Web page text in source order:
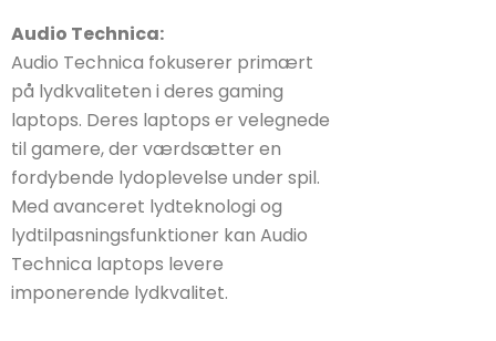
Audio Technica:
Audio Technica fokuserer primært
på lydkvaliteten i deres gaming
laptops. Deres laptops er velegnede
til gamere, der værdsætter en
fordybende lydoplevelse under spil.
Med avanceret lydteknologi og
lydtilpasningsfunktioner kan Audio
Technica laptops levere
imponerende lydkvalitet.